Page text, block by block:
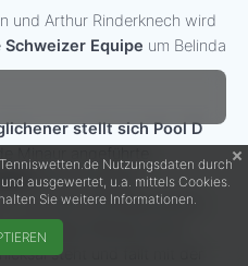
und Arthur Rinderknech wird
Schweizer Equipe um Belinda
stellt sich Pool D
wird es gegen
mit den hochdekorierten
und Jakub Mensik antritt
steht und fällt mit der
Nutzungsdaten durch
ausgewertet, u.a. mittels Cookies.
Sie weitere Informationen.